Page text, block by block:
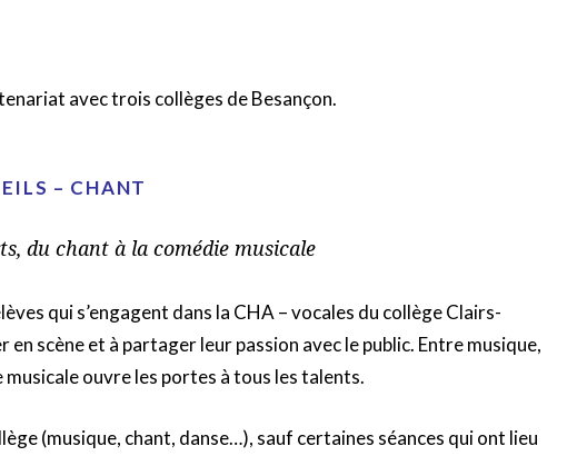
avec trois collèges de Besançon.
– CHANT
du chant à la comédie musicale
qui s’engagent dans la CHA – vocales du collège Clairs-
en scène et à partager leur passion avec le public. Entre musique,
ouvre les portes à tous les talents.
(musique, chant, danse…), sauf certaines séances qui ont lieu